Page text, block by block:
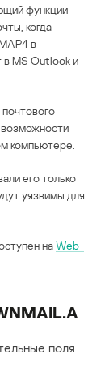
функции
когда
в
в MS Outlook и
компьютере.
его только
уязвимы для
наWeb-
поля